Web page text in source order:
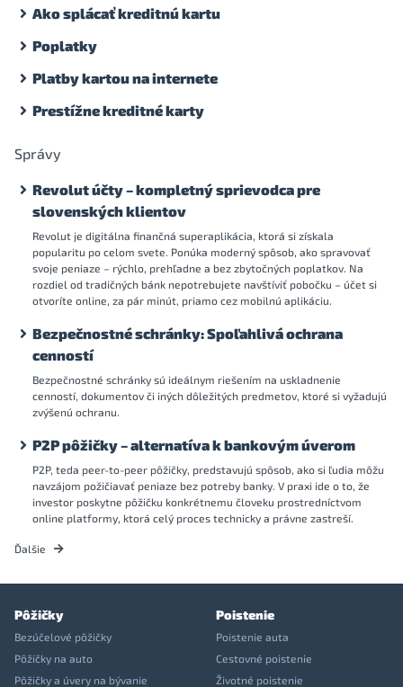
Ako splácať kreditnú kartu
Poplatky
Platby kartou na internete
Prestížne kreditné karty
Správy
Revolut účty – kompletný sprievodca pre
slovenských klientov
Revolut je digitálna finančná superaplikácia, ktorá si získala
popularitu po celom svete. Ponúka moderný spôsob, ako spravovať
svoje peniaze – rýchlo, prehľadne a bez zbytočných poplatkov. Na
rozdiel od tradičných bánk nepotrebujete navštíviť pobočku – účet si
otvoríte online, za pár minút, priamo cez mobilnú aplikáciu.
Bezpečnostné schránky: Spoľahlivá ochrana
cenností
Bezpečnostné schránky sú ideálnym riešením na uskladnenie
cenností, dokumentov či iných dôležitých predmetov, ktoré si vyžadujú
zvýšenú ochranu.
P2P pôžičky – alternatíva k bankovým úverom
P2P, teda peer-to-peer pôžičky, predstavujú spôsob, ako si ľudia môžu
navzájom požičiavať peniaze bez potreby banky. V praxi ide o to, že
investor poskytne pôžičku konkrétnemu človeku prostredníctvom
online platformy, ktorá celý proces technicky a právne zastreší.
Ďalšie
Pôžičky
Bezúčelové pôžičky
Pôžičky na auto
Pôžičky a úvery na bývanie
Poistenie
Poistenie auta
Cestovné poistenie
Životné poistenie